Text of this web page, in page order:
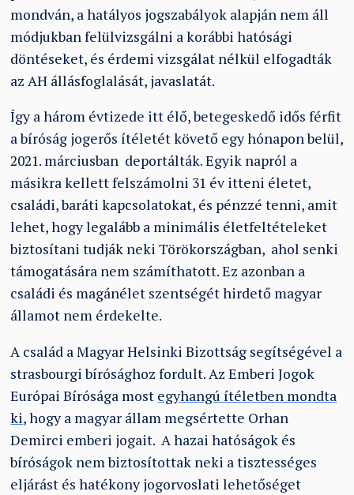
mondván, a hatályos jogszabályok alapján nem áll
módjukban felülvizsgálni a korábbi hatósági
döntéseket, és érdemi vizsgálat nélkül elfogadták
az AH állásfoglalását, javaslatát.
Így a három évtizede itt élő, betegeskedő idős férfit
a bíróság jogerős ítéletét követő egy hónapon belül,
2021. márciusban deportálták. Egyik napról a
másikra kellett felszámolni 31 év itteni életet,
családi, baráti kapcsolatokat, és pénzzé tenni, amit
lehet, hogy legalább a minimális életfeltételeket
biztosítani tudják neki Törökországban, ahol senki
támogatására nem számíthatott. Ez azonban a
családi és magánélet szentségét hirdető magyar
államot nem érdekelte.
A család a Magyar Helsinki Bizottság segítségével a
strasbourgi bírósághoz fordult. Az Emberi Jogok
Európai Bírósága most egyhangú ítéletben mondta
ki, hogy a magyar állam megsértette Orhan
Demirci emberi jogait. A hazai hatóságok és
bíróságok nem biztosítottak neki a tisztességes
eljárást és hatékony jogorvoslati lehetőséget